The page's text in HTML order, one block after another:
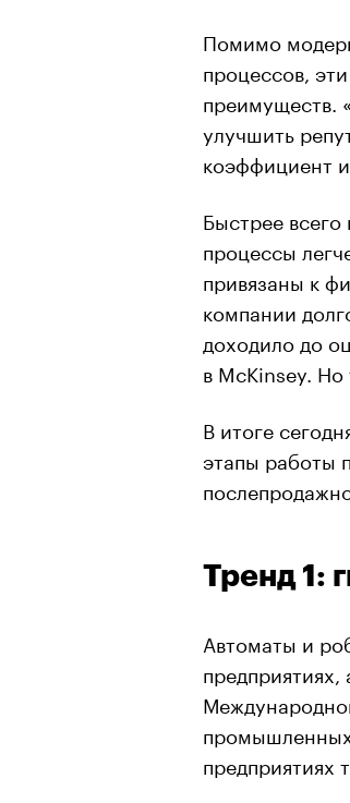
Помимо
процессов,
преимуществ.
улучшить
коэффициент
Быстрее
процессы
привязаны к
компании
доходило до
в McKinsey. Но
В итоге
этапы работы
Тренд 1:
Автоматы и
промышленных
предприятиях